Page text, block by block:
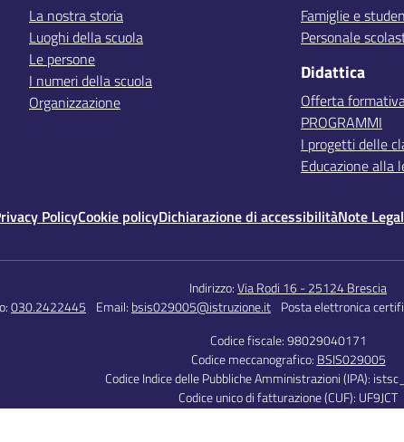
La nostra storia
Luoghi della scuola
Le persone
I numeri della scuola
Organizzazione
Famiglie e
Personale
Didattica
Offerta
PROGRAMMI
I progetti delle
Educazione alla
PolicyCookie policyDichiarazione di accessibilitàNote
Indirizzo:Via Rodi 16 - 25124 Brescia
030.2422445 Email: bsis029005@istruzione.it Posta elettronica
Codice fiscale: 98029040171
Codice meccanografico: BSIS029005
Codice Indice delle Pubbliche Amministrazioni (IPA):
Codice unico di fatturazione (CUF): UF9JCT